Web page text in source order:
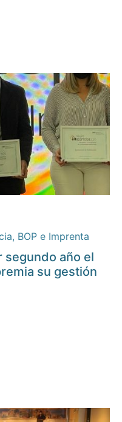
BOP e Imprenta
segundo año el
su gestión